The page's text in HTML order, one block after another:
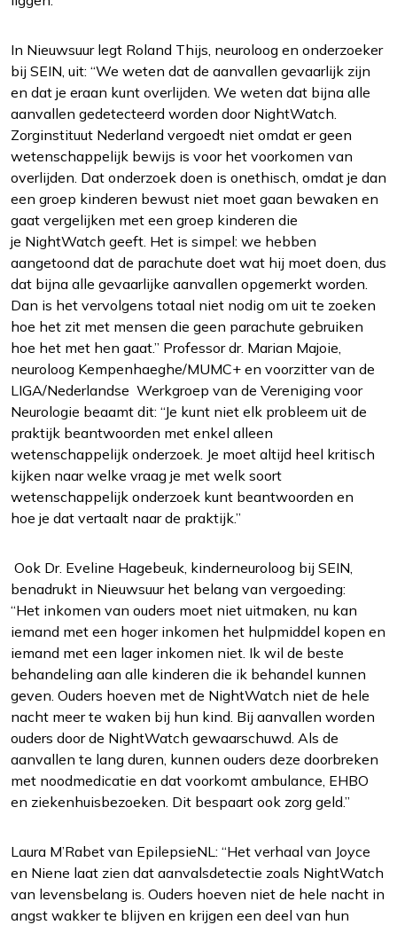
In Nieuwsuur legt Roland Thijs, neuroloog en onderzoeker
bij SEIN, uit: “We weten dat de aanvallen gevaarlijk zijn
en dat je eraan kunt overlijden. We weten dat bijna alle
aanvallen gedetecteerd worden door NightWatch.
Zorginstituut Nederland vergoedt niet omdat er geen
wetenschappelijk bewijs is voor het voorkomen van
overlijden. Dat onderzoek doen is onethisch, omdat je dan
een groep kinderen bewust niet moet gaan bewaken en
gaat vergelijken met een groep kinderen die
je NightWatch geeft. Het is simpel: we hebben
aangetoond dat de parachute doet wat hij moet doen, dus
dat bijna alle gevaarlijke aanvallen opgemerkt worden.
Dan is het vervolgens totaal niet nodig om uit te zoeken
hoe het zit met mensen die geen parachute gebruiken
hoe het met hen gaat.” Professor dr. Marian Majoie,
neuroloog Kempenhaeghe/MUMC+ en voorzitter van de
LIGA/Nederlandse Werkgroep van de Vereniging voor
Neurologie beaamt dit: “Je kunt niet elk probleem uit de
praktijk beantwoorden met enkel alleen
wetenschappelijk onderzoek. Je moet altijd heel kritisch
kijken naar welke vraag je met welk soort
wetenschappelijk onderzoek kunt beantwoorden en
hoe je dat vertaalt naar de praktijk.”
Ook Dr. Eveline Hagebeuk, kinderneuroloog bij SEIN,
benadrukt in Nieuwsuur het belang van vergoeding:
“Het inkomen van ouders moet niet uitmaken, nu kan
iemand met een hoger inkomen het hulpmiddel kopen en
iemand met een lager inkomen niet. Ik wil de beste
behandeling aan alle kinderen die ik behandel kunnen
geven. Ouders hoeven met de NightWatch niet de hele
nacht meer te waken bij hun kind. Bij aanvallen worden
ouders door de NightWatch gewaarschuwd. Als de
aanvallen te lang duren, kunnen ouders deze doorbreken
met noodmedicatie en dat voorkomt ambulance, EHBO
en ziekenhuisbezoeken. Dit bespaart ook zorg geld.”
Laura M’Rabet van EpilepsieNL: “Het verhaal van Joyce
en Niene laat zien dat aanvalsdetectie zoals NightWatch
van levensbelang is. Ouders hoeven niet de hele nacht in
angst wakker te blijven en krijgen een deel van hun